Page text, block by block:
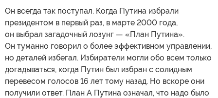
Он всегда так поступал. Когда Путина избрали
президентом в первый раз, в марте 2000 года,
он выбрал загадочный лозунг — «План Путина».
Он туманно говорил о более эффективном управлении,
но деталей избегал. Избиратели могли обо всем только
догадываться, когда Путин был избран с солидным
перевесом голосов 16 лет тому назад. Но вскоре они
получили ответ. План А Путина означал, что надо было